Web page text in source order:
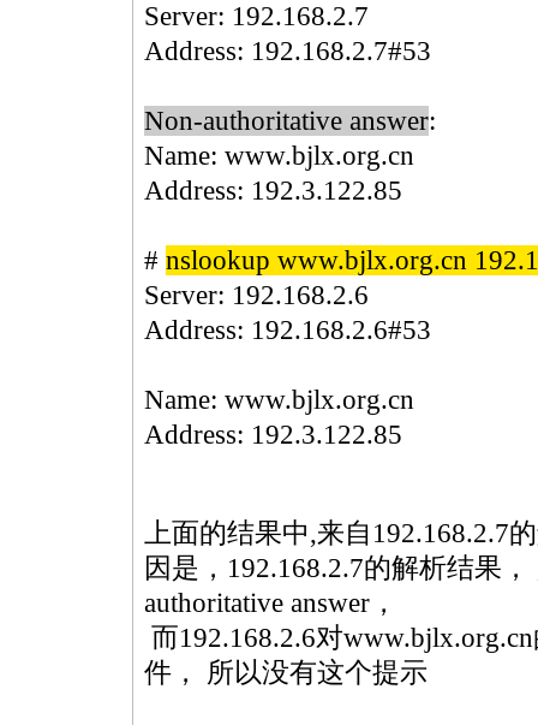
Server: 192.168.2.7
Address: 192.168.2.7#53
Non-authoritative answer:
Name: www.bjlx.org.cn
Address: 192.3.122.85
# nslookup www.bjlx.org.cn
Server: 192.168.2.6
Address: 192.168.2.6#53
Name: www.bjlx.org.cn
Address: 192.3.122.85
上面的结果中,来自192.168.2.7
因是，192.168.2.7的解析结果
authoritative answer，
而192.168.2.6对
件， 所以没有这个提示